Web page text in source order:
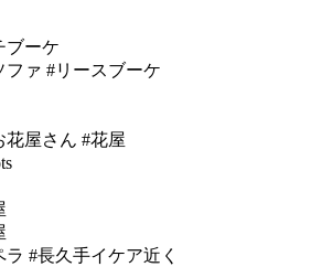
ブーケ
ァ #リースブーケ
花屋さん #花屋
ラ #長久手イケア近く